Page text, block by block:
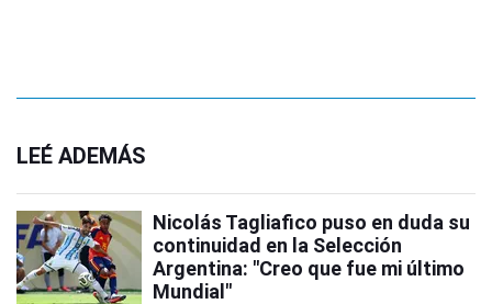
LEÉ ADEMÁS
Nicolás Tagliafico puso en duda su
continuidad en la Selección
Argentina: "Creo que fue mi último
Mundial"